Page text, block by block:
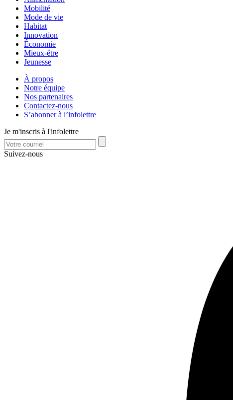
Mobilité
Mode de vie
Habitat
Innovation
Économie
Mieux-être
Jeunesse
À propos
Notre équipe
Nos partenaires
Contactez-nous
S’abonner à l’infolettre
Je m'inscris à l'infolettre
Suivez-nous